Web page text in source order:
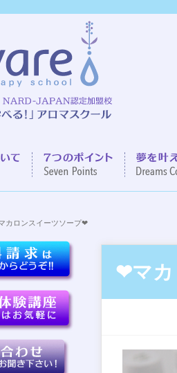
ラヴァーレについて７つのポ
カロンスイーツソープ❤
❤マカ